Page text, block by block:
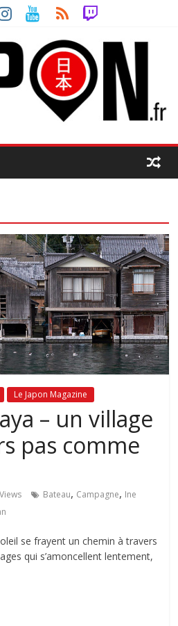
Le Japon Magazine
– un village
pas comme
Bateau, Campagne, Ine
se frayent un chemin à travers
qui s’amoncellent lentement,